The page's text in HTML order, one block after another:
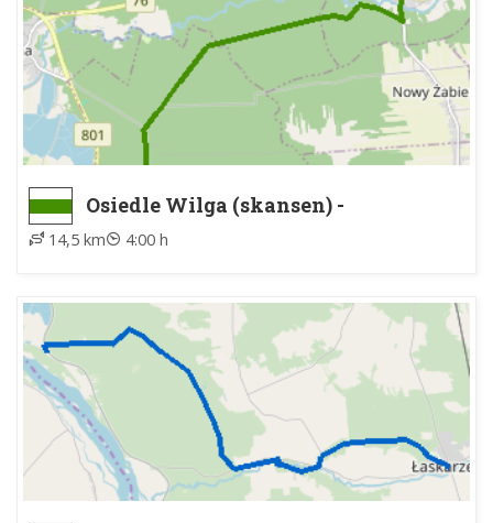
Osiedle Wilga (skansen) -
Cyganówka
14,5 km 4:00 h